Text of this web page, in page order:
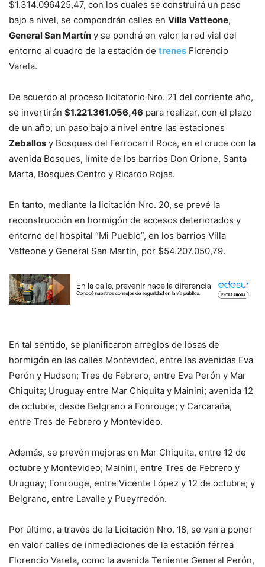
$1.314.096425,47, con los cuales se construirá un paso
bajo a nivel, se compondrán calles en Villa Vatteone,
General San Martín y se pondrá en valor la red vial del
entorno al cuadro de la estación de trenes Florencio
Varela.
De acuerdo al proceso licitatorio Nro. 21 del corriente año,
se invertirán $1.221.361.056,46 para realizar, con el plazo
de un año, un paso bajo a nivel entre las estaciones
Zeballos y Bosques del Ferrocarril Roca, en el cruce con la
avenida Bosques, límite de los barrios Don Orione, Santa
Marta, Bosques Centro y Ricardo Rojas.
En tanto, mediante la licitación Nro. 20, se prevé la
reconstrucción en hormigón de accesos deteriorados y
entorno del hospital “Mi Pueblo”, en los barrios Villa
Vatteone y General San Martin, por $54.207.050,79.
En tal sentido, se planificaron arreglos de losas de
hormigón en las calles Montevideo, entre las avenidas Eva
Perón y Hudson; Tres de Febrero, entre Eva Perón y Mar
Chiquita; Uruguay entre Mar Chiquita y Mainini; avenida 12
de octubre, desde Belgrano a Fonrouge; y Carcaraña,
entre Tres de Febrero y Montevideo.
Además, se prevén mejoras en Mar Chiquita, entre 12 de
octubre y Montevideo; Mainini, entre Tres de Febrero y
Uruguay; Fonrouge, entre Vicente López y 12 de octubre; y
Belgrano, entre Lavalle y Pueyrredón.
Por último, a través de la Licitación Nro. 18, se van a poner
en valor calles de inmediaciones de la estación férrea
Florencio Varela, como la avenida Teniente General Perón,